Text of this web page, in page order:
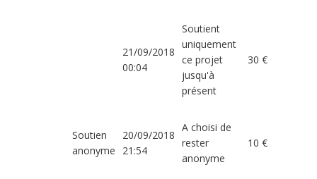
21/09/2018
00:04
Soutient
uniquement
ce projet
jusqu'à
présent
30 €
Soutien
anonyme
20/09/2018
21:54
A choisi de
rester
anonyme
10 €